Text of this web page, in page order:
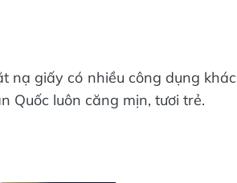
nạ giấy có nhiều công dụng khác
Quốc luôn căng mịn, tươi trẻ.